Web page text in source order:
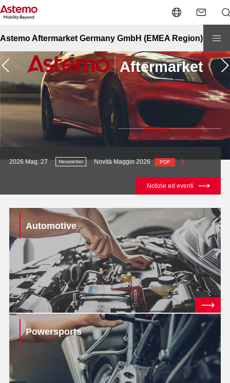
Astemo Aftermarket Germany GmbH (EMEA Region)
Novità Maggio 2026 PDF 2026 Lug. 21 Newsletter
Notizie ed eventi
Page navigation
Automotive
Powersports